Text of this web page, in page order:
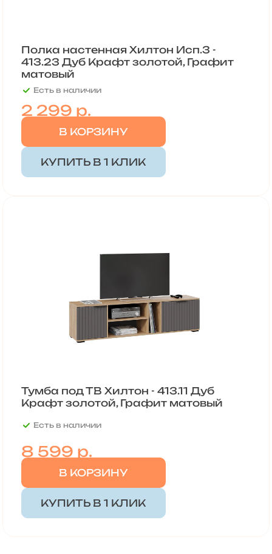
Полка настенная Хилтон Исп.3 -
413.23 Дуб Крафт золотой, Графит
матовый
Есть в наличии
2 299 р.
В КОРЗИНУ
КУПИТЬ В 1 КЛИК
Тумба под ТВ Хилтон - 413.11 Дуб
Крафт золотой, Графит матовый
Есть в наличии
8 599 р.
В КОРЗИНУ
КУПИТЬ В 1 КЛИК